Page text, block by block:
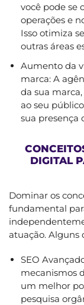
você pode se
operações e
Isso otimiza
outras áreas
Aumento da
marca: A
da sua
ao seu
sua presença
DIGITAL
Dominar os
fundamental
atuação. Alguns
SEO
mecanismos
um melhor
pesquisa